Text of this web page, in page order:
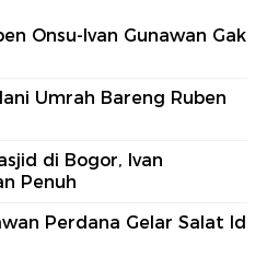
Onsu-Ivan Gunawan Gak
Umrah Bareng Ruben
di Bogor, Ivan
Penuh
Perdana Gelar Salat Id